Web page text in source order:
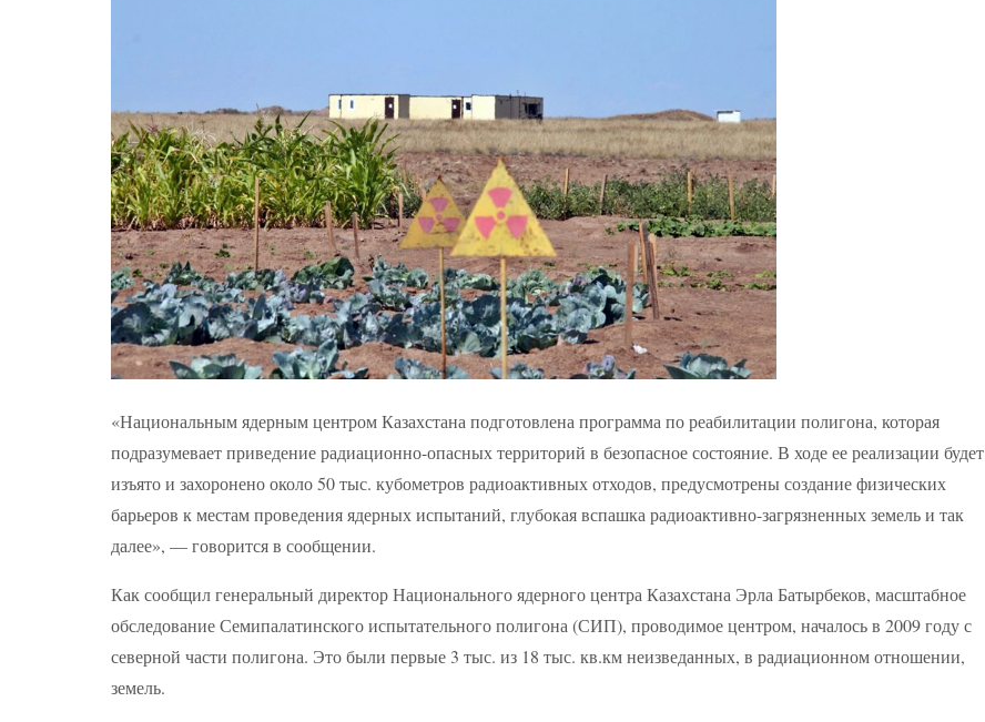
«Национальным ядерным центром Казахстана подготовлена программа по реабилитации полигона, которая
подразумевает приведение радиационно-опасных территорий в безопасное состояние. В ходе ее реализации будет
изъято и захоронено около 50 тыс. кубометров радиоактивных отходов, предусмотрены создание физических
барьеров к местам проведения ядерных испытаний, глубокая вспашка радиоактивно-загрязненных земель и так
далее», — говорится в сообщении.
Как сообщил генеральный директор Национального ядерного центра Казахстана Эрла Батырбеков, масштабное
обследование Семипалатинского испытательного полигона (СИП), проводимое центром, началось в 2009 году с
северной части полигона. Это были первые 3 тыс. из 18 тыс. кв.км неизведанных, в радиационном отношении,
земель.